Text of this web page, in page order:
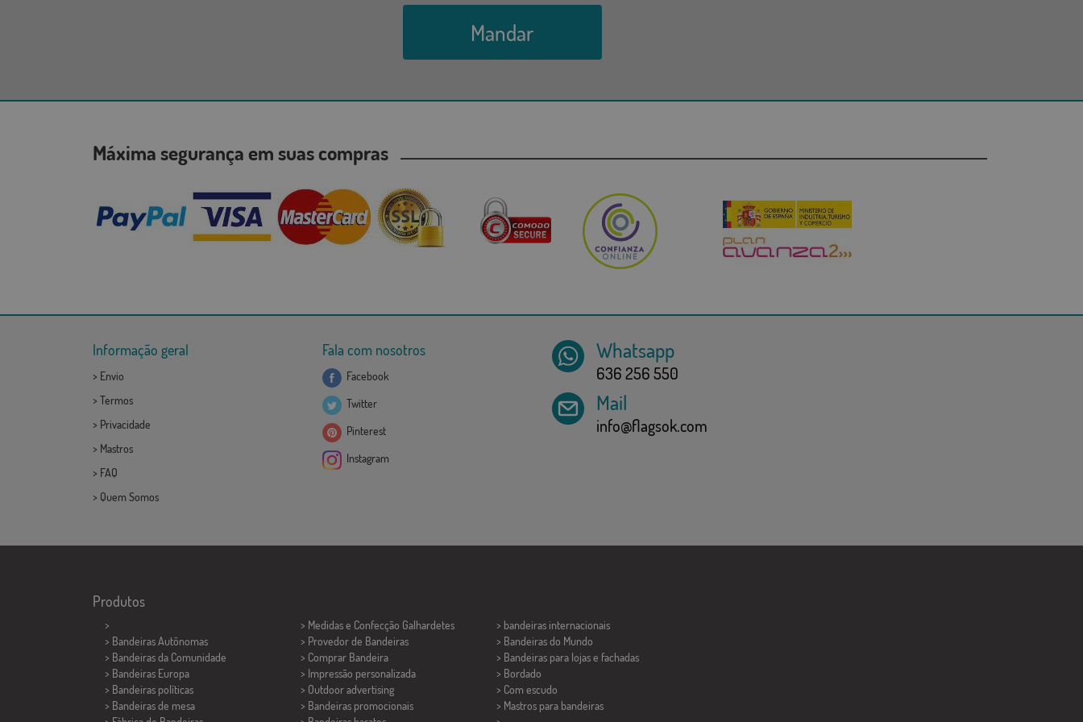
Mandar
Máxima segurança em suas compras
Informação geral
> Envio
> Termos
> Privacidade
> Mastros
> FAQ
> Quem Somos
Fala com nosotros
Facebook
Twitter
Pinterest
Instagram
Whatsapp
636 256 550
Mail
info@flagsok.com
Produtos
>
> Bandeiras Autônomas
> Bandeiras da Comunidade
> Bandeiras Europa
> Bandeiras políticas
> Bandeiras de mesa
> Medidas e Confecção Galhardetes
> Provedor de Bandeiras
> Comprar Bandeira
> Impressão personalizada
> Outdoor advertising
> Bandeiras promocionais
> bandeiras internacionais
> Bandeiras do Mundo
> Bandeiras para lojas e fachadas
> Bordado
> Com escudo
> Mastros para bandeiras